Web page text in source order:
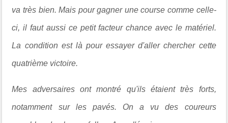
va très bien. Mais pour gagner une course comme celle-
ci, il faut aussi ce petit facteur chance avec le matériel.
La condition est là pour essayer d'aller chercher cette
quatrième victoire.
Mes adversaires ont montré qu'ils étaient très forts,
notamment sur les pavés. On a vu des coureurs